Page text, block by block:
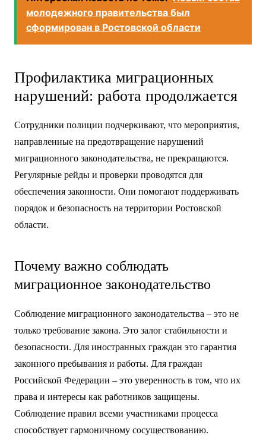
молодежного правительства был
сформирован в Ростовской области
Профилактика миграционных
нарушений: работа продолжается
Сотрудники полиции подчеркивают, что мероприятия,
направленные на предотвращение нарушений
миграционного законодательства, не прекращаются.
Регулярные рейды и проверки проводятся для
обеспечения законности. Они помогают поддерживать
порядок и безопасность на территории Ростовской
области.
Почему важно соблюдать
миграционное законодательство
Соблюдение миграционного законодательства – это не
только требование закона. Это залог стабильности и
безопасности. Для иностранных граждан это гарантия
законного пребывания и работы. Для граждан
Российской Федерации – это уверенность в том, что их
права и интересы как работников защищены.
Соблюдение правил всеми участниками процесса
способствует гармоничному сосуществованию.